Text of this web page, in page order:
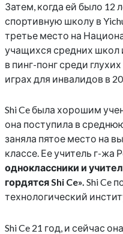
Затем, когда ей было 12
спортивную школу в
третье место на
учащихся средних школ
в пинг-понг среди
играх для инвалидов в
Shi Ce была хорошим
она поступила в
заняла пятое место на
классе. Ее учитель г-жа
одноклассники и
гордятся Shi Ce». Shi Ce
технологический
Shi Ce 21 год, и сейчас